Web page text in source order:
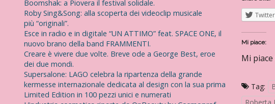
Twitter
Mi piace:
Mi piace
Tag:
Boomshak: a Piovera il festival solidale.
Roby Sing&Song: alla scoperta dei videoclip musicale
più “originali”.
Esce in radio e in digitale “UN ATTIMO” feat. SPACE ONE, il
nuovo brano della band FRAMMENTI.
Creare è vivere due volte. Breve ode a George Best, eroe
dei due mondi.
Supersalone: LAGO celebra la ripartenza della grande
kermesse internazionale dedicata al design con la sua prima
Limited Edition in 100 pezzi unici e numerati